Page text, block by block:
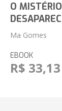
O
Ma Gomes
EBOOK
R$ 33,13